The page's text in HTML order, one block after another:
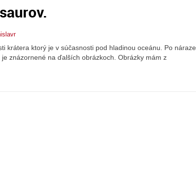
krátera ktorý je v súčasnosti pod hladinou oceánu. Po náraze
znázornené na ďalších obrázkoch. Obrázky mám z